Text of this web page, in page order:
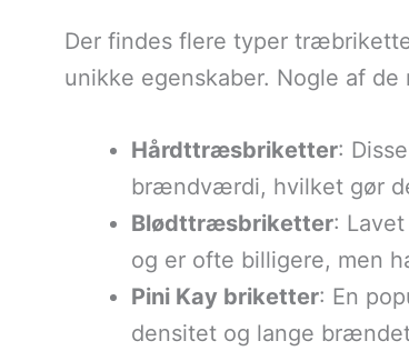
Der findes flere typer
unikke egenskaber. Nogle af
Hårdttræsbriketter:
brændværdi, hvilket gør
Blødttræsbriketter:
og er ofte billigere, men
Pini Kay briketter: En
densitet og lange